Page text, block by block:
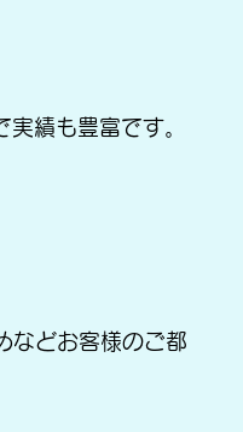
績も豊富です。
などお客様のご都